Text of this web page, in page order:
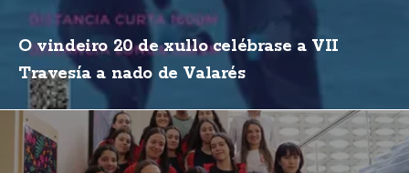
O vindeiro 20 de xullo celébrase a VII
Travesía a nado de Valarés